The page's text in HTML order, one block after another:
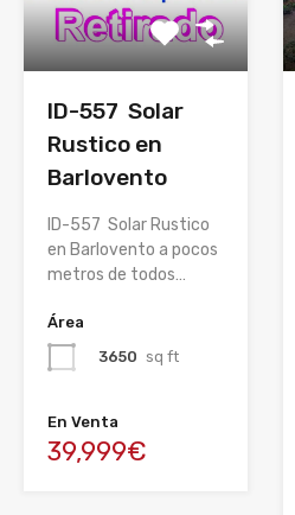
ID-557 Solar
Rustico en
Barlovento
ID-557 Solar Rustico
en Barlovento a pocos
metros de todos…
Área
3650 sq ft
En Venta
39,999€